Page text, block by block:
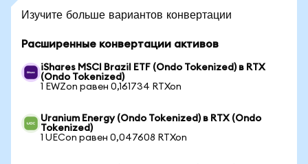
Изучите больше вариантов конвертации
Расширенные конвертации активов
iShares MSCI Brazil ETF (Ondo Tokenized) в RTX
(Ondo Tokenized)
1 EWZon равен 0,161734 RTXon
Uranium Energy (Ondo Tokenized) в RTX (Ondo
Tokenized)
1 UECon равен 0,047608 RTXon